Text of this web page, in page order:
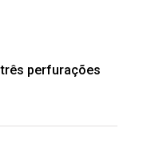
perfurações